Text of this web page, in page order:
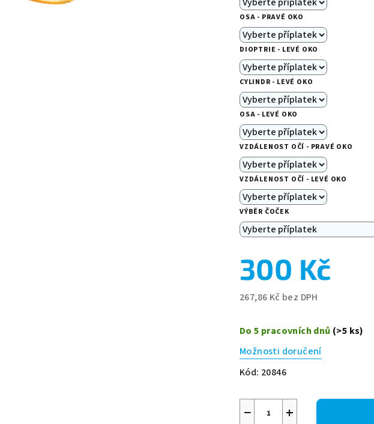
5
hvězdiček.
OSA - PRAVÉ OKO
DIOPTRIE - LEVÉ OKO
CYLINDR - LEVÉ OKO
OSA - LEVÉ OKO
VZDÁLENOST OČÍ - PRAVÉ OKO
VZDÁLENOST OČÍ - LEVÉ OKO
VÝBĚR ČOČEK
300 Kč
267,86 Kč bez DPH
cena:
Do 5 pracovních dnů (>5 ks)
Možnosti doručení
Kód: 20846
+
−